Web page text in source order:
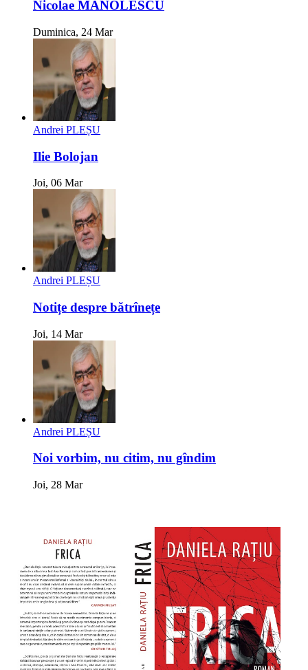
Nicolae MANOLESCU
Duminica, 24 Mar
Andrei PLEȘU
Ilie Bolojan
Joi, 06 Mar
Andrei PLEȘU
Notițe despre bătrînețe
Joi, 14 Mar
Andrei PLEȘU
Noi vorbim, nu citim, nu gîndim
Joi, 28 Mar